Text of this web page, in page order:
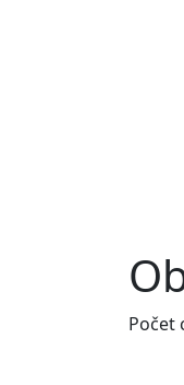
Počet